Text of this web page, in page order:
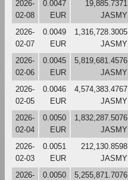
2026-
02-08
0.0047
EUR
19,885.7371
JASMY
2026-
02-07
0.0049
EUR
1,316,728.3005
JASMY
2026-
02-06
0.0045
EUR
5,819,681.4576
JASMY
2026-
02-05
0.0046
EUR
4,574,383.4767
JASMY
2026-
02-04
0.0050
EUR
1,832,287.5076
JASMY
2026-
02-03
0.0051
EUR
212,130.8598
JASMY
2026-
0.0050
5,255,871.7076